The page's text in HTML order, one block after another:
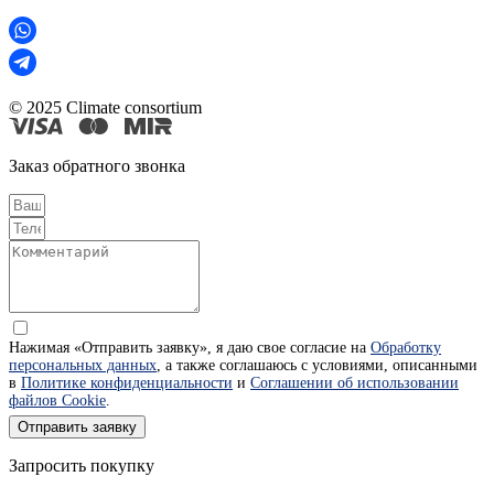
© 2025 Climate consortium
Заказ обратного звонка
Нажимая «Отправить заявку», я даю свое согласие на Обработку
персональных данных, а также соглашаюсь с условиями, описанными
в Политике конфиденциальности и Соглашении об использовании
файлов Cookie.
Отправить заявку
Запросить покупку